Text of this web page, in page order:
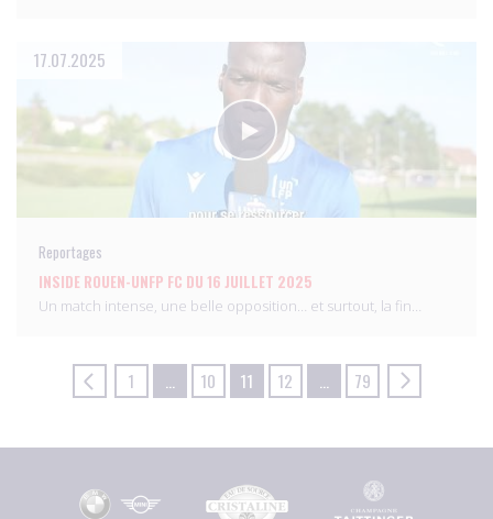
17.07.2025
Reportages
INSIDE ROUEN-UNFP FC DU 16 JUILLET 2025
Un match intense, une belle opposition… et surtout, la fin…
1 10 11 12 79